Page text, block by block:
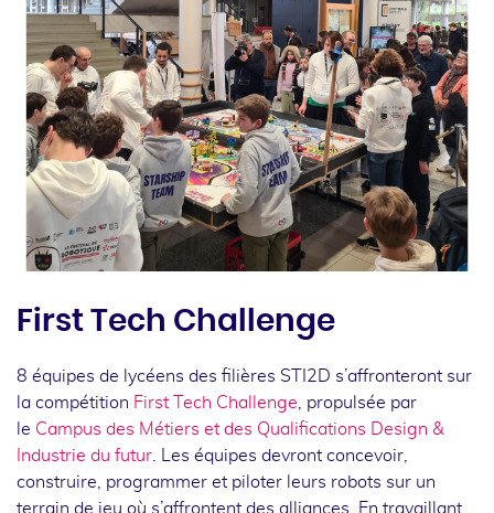
First Tech Challenge
8 équipes de lycéens des filières STI2D s’affronteront sur
la compétition First Tech Challenge, propulsée par
le Campus des Métiers et des Qualifications Design &
Industrie du futur. Les équipes devront concevoir,
construire, programmer et piloter leurs robots sur un
terrain de jeu où s’affrontent des alliances. En travaillant